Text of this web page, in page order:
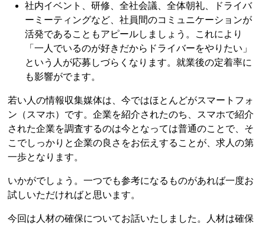
社内イベント、研修、全社会議、全体朝礼、ドライバ
ーミーティングなど、社員間のコミュニケーションが
活発であることもアピールしましょう。これにより
「一人でいるのが好きだからドライバーをやりたい」
という人が応募しづらくなります。就業後の定着率に
も影響がでます。
若い人の情報収集媒体は、今ではほとんどがスマートフォ
ン（スマホ）です。企業を紹介されたのち、スマホで紹介
された企業を調査するのは今となっては普通のことで、そ
こでしっかりと企業の良さをお伝えすることが、求人の第
一歩となります。
いかがでしょう。一つでも参考になるものがあれば一度お
試しいただければと思います。
今回は人材の確保についてお話いたしました。人材は確保